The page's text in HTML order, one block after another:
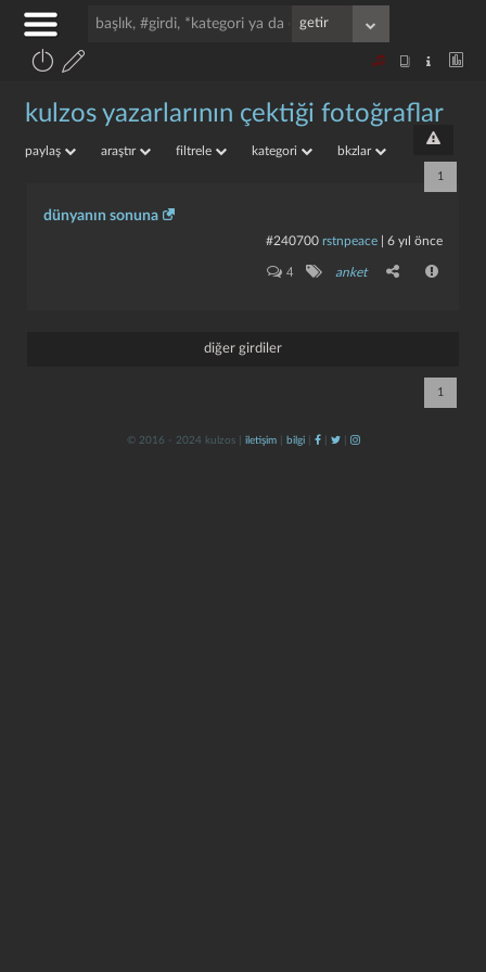
kulzos yazarlarının çektiği fotoğraflar
paylaş araştır filtrele kategori bkzlar
1
dünyanın sonuna
#240700 rstnpeace 6 yıl önce
4 anket
diğer girdiler
1
© 2016 - 2024 kulzos | iletişim| bilgi| | |